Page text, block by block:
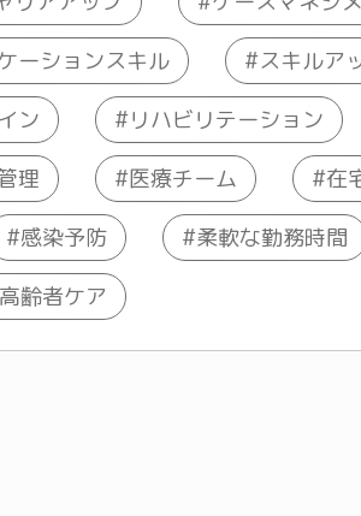
ーションスキル スキルア
ン リハビリテーション
理 医療チーム
在
感染予防
柔軟な勤務時間
齢者ケア